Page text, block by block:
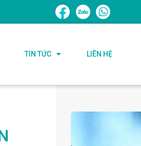
TIN TỨC LIÊN HỆ